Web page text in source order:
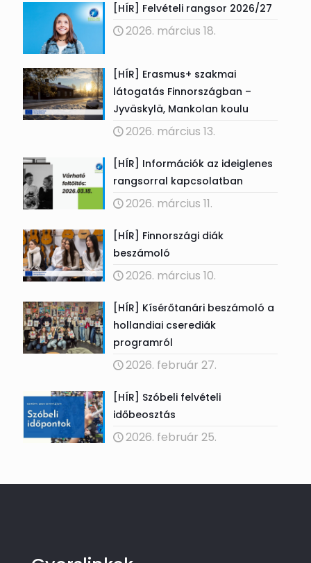
[HÍR] Felvételi rangsor 2026/27
2026. március 18.
[HÍR] Erasmus+ szakmai
látogatás Finnországban –
Jyväskylä, Mankolan koulu
2026. március 13.
[HÍR] Információk az ideiglenes
rangsorral kapcsolatban
2026. március 11.
[HÍR] Finnországi diák
beszámoló
2026. március 10.
[HÍR] Kísérőtanári beszámoló a
hollandiai cserediák
programról
2026. február 27.
[HÍR] Szóbeli felvételi
időbeosztás
2026. február 25.